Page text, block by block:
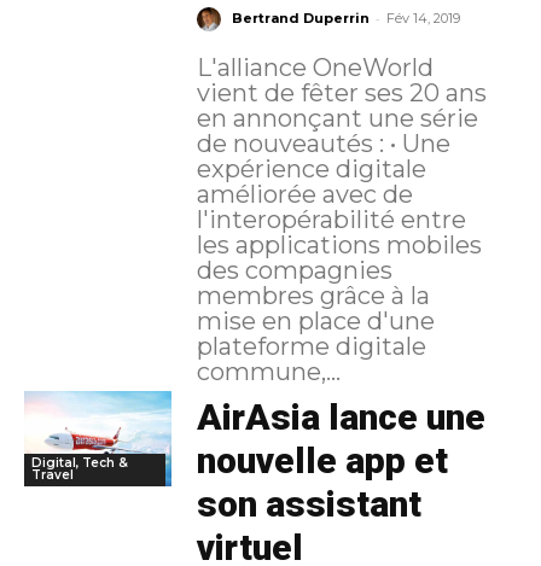
Bertrand Duperrin - Fév 14, 2019
L'alliance OneWorld
vient de fêter ses 20 ans
en annonçant une série
de nouveautés : • Une
expérience digitale
améliorée avec de
l'interopérabilité entre
les applications mobiles
des compagnies
membres grâce à la
mise en place d'une
plateforme digitale
commune,...
Digital, Tech &
Travel
AirAsia lance une
nouvelle app et
son assistant
virtuel